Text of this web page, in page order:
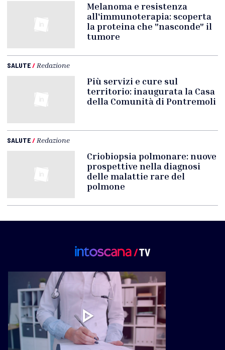
Melanoma e resistenza
all'immunoterapia: scoperta
la proteina che "nasconde" il
tumore
SALUTE/ Redazione
Più servizi e cure sul
territorio: inaugurata la Casa
della Comunità di Pontremoli
SALUTE/ Redazione
Criobiopsia polmonare: nuove
prospettive nella diagnosi
delle malattie rare del
polmone